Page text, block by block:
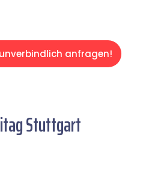
anfragen!
Stuttgart